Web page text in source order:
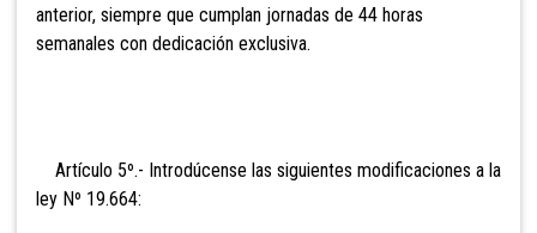
anterior, siempre que cumplan jornadas de 44 horas
semanales con dedicación exclusiva.
Artículo 5º.- Introdúcense las siguientes modificaciones a la
ley Nº 19.664: